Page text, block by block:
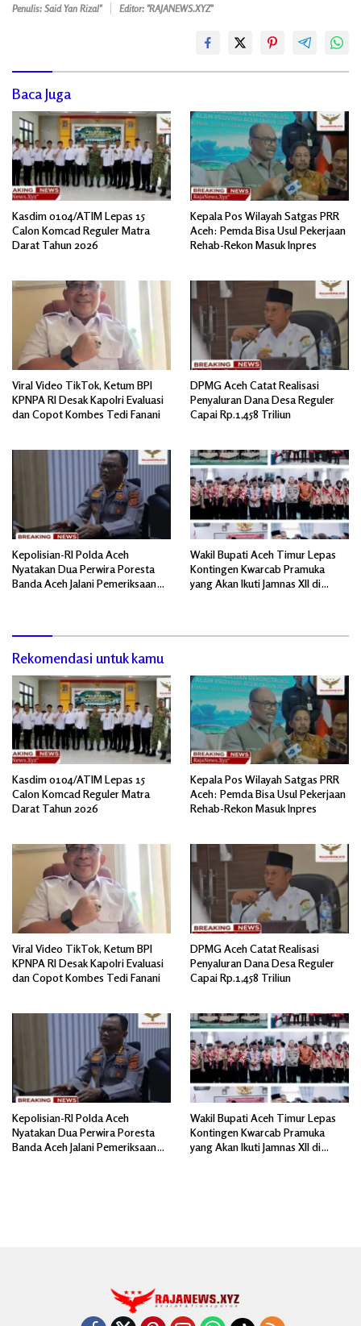
Penulis: Said Yan Rizal" Editor: "RAJANEWS.XYZ"
Baca Juga
Kasdim 0104/ATIM Lepas 15
Calon Komcad Reguler Matra
Darat Tahun 2026
Kepala Pos Wilayah Satgas PRR
Aceh: Pemda Bisa Usul Pekerjaan
Rehab-Rekon Masuk Inpres
Viral Video TikTok, Ketum BPI
KPNPA RI Desak Kapolri Evaluasi
dan Copot Kombes Tedi Fanani
DPMG Aceh Catat Realisasi
Penyaluran Dana Desa Reguler
Capai Rp.1,458 Triliun
Kepolisian-RI Polda Aceh
Nyatakan Dua Perwira Poresta
Banda Aceh Jalani Pemeriksaan
Wakil Bupati Aceh Timur Lepas
Kontingen Kwarcab Pramuka
yang Akan Ikuti Jamnas XII di
Rekomendasi untuk kamu
Kasdim 0104/ATIM Lepas 15
Calon Komcad Reguler Matra
Darat Tahun 2026
Kepala Pos Wilayah Satgas PRR
Aceh: Pemda Bisa Usul Pekerjaan
Rehab-Rekon Masuk Inpres
Viral Video TikTok, Ketum BPI
KPNPA RI Desak Kapolri Evaluasi
dan Copot Kombes Tedi Fanani
DPMG Aceh Catat Realisasi
Penyaluran Dana Desa Reguler
Capai Rp.1,458 Triliun
Kepolisian-RI Polda Aceh
Nyatakan Dua Perwira Poresta
Banda Aceh Jalani Pemeriksaan
Wakil Bupati Aceh Timur Lepas
Kontingen Kwarcab Pramuka
yang Akan Ikuti Jamnas XII di